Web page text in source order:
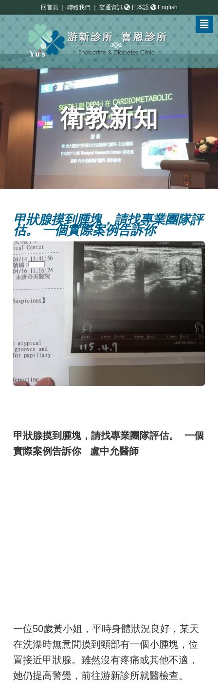
回首頁｜ 聯絡我們 交通資訊 日本語 English
衛教新知
甲狀腺摸到腫塊，請找專業團隊評
估。 一個實際案例告訴你
甲狀腺摸到腫塊，請找專業團隊評估。 一個
實際案例告訴你 盧中允醫師
一位50歲黃小姐，平時身體狀況良好，某天
在洗澡時無意間摸到頸部有一個小腫塊，位
置接近甲狀腺。雖然沒有疼痛或其他不適，
她仍提高警覺，前往游新診所就醫檢查。